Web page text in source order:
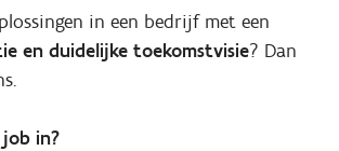
in een bedrijf met een
en duidelijke toekomstvisie? Dan
in?